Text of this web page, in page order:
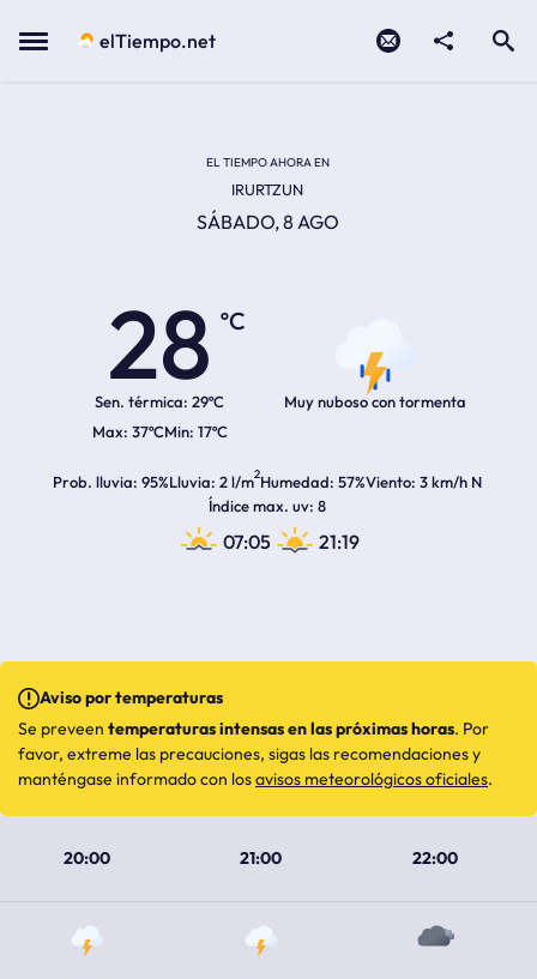
Menu elTiempo.net
EL TIEMPO AHORA EN
IRURTZUN
SÁBADO, 8 AGO
28
ºC
Sen. térmica: 29ºC
37ºC 17ºC
Muy nuboso con tormenta
Prob. lluvia 95%Lluvia 2 l/m2Humedad 57%Viento 3 km/h N
Índice max. uv 8
07:05 21:19
20:00 21:00 22:00
Aviso por temperaturas
Se preveen temperaturas intensas en las próximas horas. Por
favor, extreme las precauciones, sigas las recomendaciones y
manténgase informado con losavisos meteorológicos oficiales.